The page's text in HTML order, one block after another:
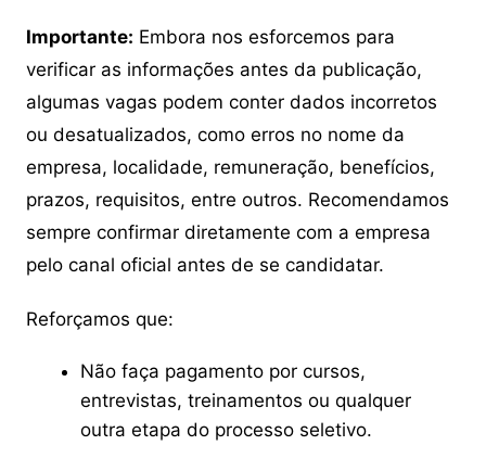
Importante: Embora nos esforcemos para
verificar as informações antes da publicação,
algumas vagas podem conter dados incorretos
ou desatualizados, como erros no nome da
empresa, localidade, remuneração, benefícios,
prazos, requisitos, entre outros. Recomendamos
sempre confirmar diretamente com a empresa
pelo canal oficial antes de se candidatar.
Reforçamos que:
Não faça pagamento por cursos,
entrevistas, treinamentos ou qualquer
outra etapa do processo seletivo.